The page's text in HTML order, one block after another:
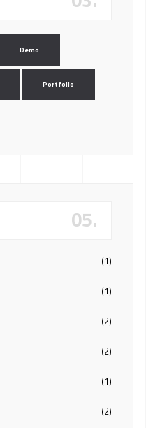
Demo
Portfolio
05.
(1)
(1)
(2)
(2)
(1)
(2)